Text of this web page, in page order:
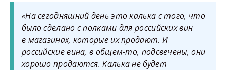
«На сегодняшний день это калька с того, что
было сделано с полками для российских вин
в магазинах, которые их продают. И
российские вина, в общем-то, подсвечены, они
хорошо продаются. Калька не будет